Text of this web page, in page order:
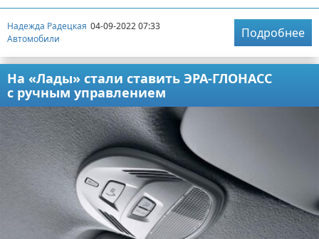
Надежда Радецкая 04-09-2022 07:33
Автомобили
Подробнее
На «Лады» стали ставить ЭРА-ГЛОНАСС
с ручным управлением